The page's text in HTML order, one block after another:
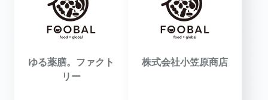
ゆる薬膳。ファクト
リー
株式会社小笠原商店